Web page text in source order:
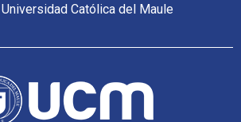
Católica del Maule